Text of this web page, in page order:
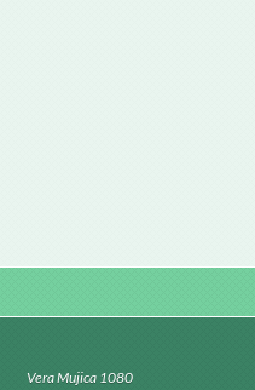
Vera Mujica 1080